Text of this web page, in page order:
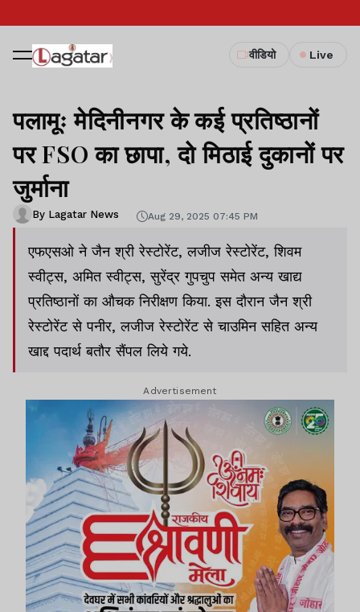
वीडियो Live
पलामूः मेदिनीनगर के कई प्रतिष्ठानों
पर FSO का छापा, दो मिठाई दुकानों पर
जुर्माना
By Lagatar News Aug 29, 2025 07:45 PM
एफएसओ ने जैन श्री रेस्टोरेंट, लजीज रेस्टोरेंट, शिवम
स्वीट्स, अमित स्वीट्स, सुरेंद्र गुपचुप समेत अन्य खाद्य
प्रतिष्ठानों का औचक निरीक्षण किया. इस दौरान जैन श्री
रेस्टोरेंट से पनीर, लजीज रेस्टोरेंट से चाउमिन सहित अन्य
खाद्द पदार्थ बतौर सैंपल लिये गये.
Advertisement